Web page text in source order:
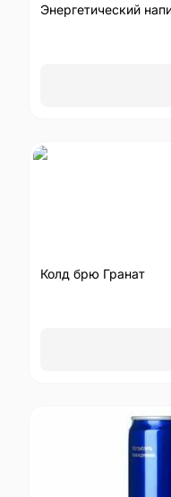
Энергетический
Колд брю Гранат